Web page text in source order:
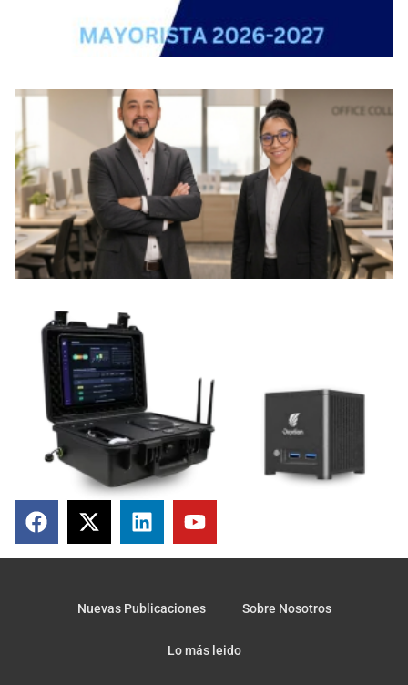
Nuevas Publicaciones Sobre Nosotros
Lo más leido